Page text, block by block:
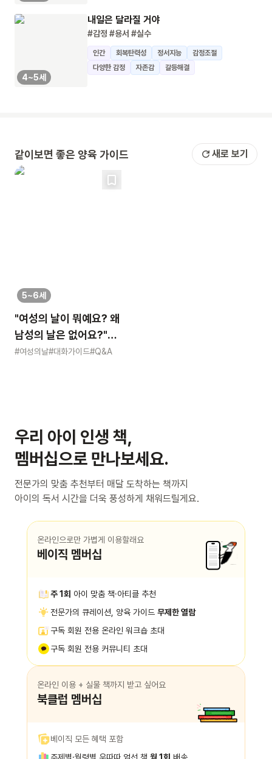
4~5세
내일은 달라질 거야
#감정 #용서 #실수
인간 회복탄력성 정서지능
감정조절
다양한 감정
자존감 갈등해결
같이보면 좋은 양육 가이드 새로 보기
5~6세
"여성의 날이 뭐예요? 왜
남성의 날은 없어요?"
묻는 어린이에게 이렇게
#여성의날#대화가이드#Q&A
우리 아이 인생 책,
멤버십으로 만나보세요.
전문가의 맞춤 추천부터 매달 도착하는 책까지
아이의 독서 시간을 더욱 풍성하게 채워드릴게요.
온라인으로만 가볍게 이용할래요
베이직 멤버십
주 1회 아이 맞춤 책·아티클 추천
전문가의 큐레이션, 양육 가이드 무제한 열람
구독 회원 전용 온라인 워크숍 초대
구독 회원 전용 커뮤니티 초대
온라인 이용 + 실물 책까지 받고 싶어요
북클럽 멤버십
베이직 모든 혜택 포함